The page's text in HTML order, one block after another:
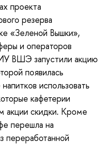
проекта
резерва
«Зеленой Вышки»,
и операторов
ВШЭ запустили акцию
появилась
использовать
кафетерии
акции скидки. Кроме
перешла на
переработанной